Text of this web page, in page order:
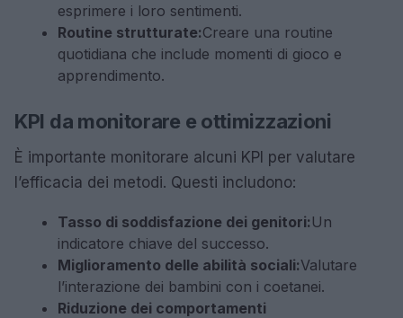
esprimere i loro sentimenti.
Routine strutturate:Creare una routine
quotidiana che include momenti di gioco e
apprendimento.
KPI da monitorare e ottimizzazioni
È importante monitorare alcuni KPI per valutare
l’efficacia dei metodi. Questi includono:
Tasso di soddisfazione dei genitori: Un
indicatore chiave del successo.
Miglioramento delle abilità sociali:Valutare
l’interazione dei bambini con i coetanei.
Riduzione dei comportamenti